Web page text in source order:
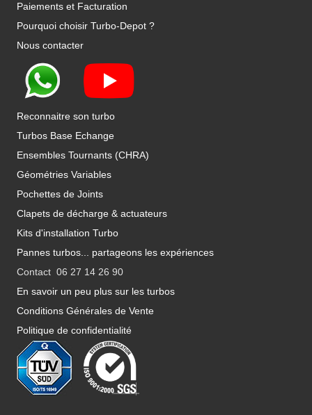
Paiements et Facturation
Pourquoi choisir Turbo-Depot ?
Nous contacter
Reconnaitre son turbo
Turbos Base Echange
Ensembles Tournants (CHRA)
Géométries Variables
Pochettes de Joints
Clapets de décharge & actuateurs
Kits d'installation Turbo
Pannes turbos... partageons les expériences
Contact 06 27 14 26 90
En savoir un peu plus sur les turbos
Conditions Générales de Vente
Politique de confidentialité